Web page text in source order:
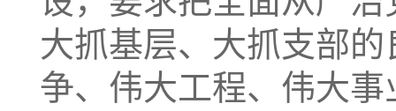
大抓基层、大抓支部
争、伟大工程、伟大